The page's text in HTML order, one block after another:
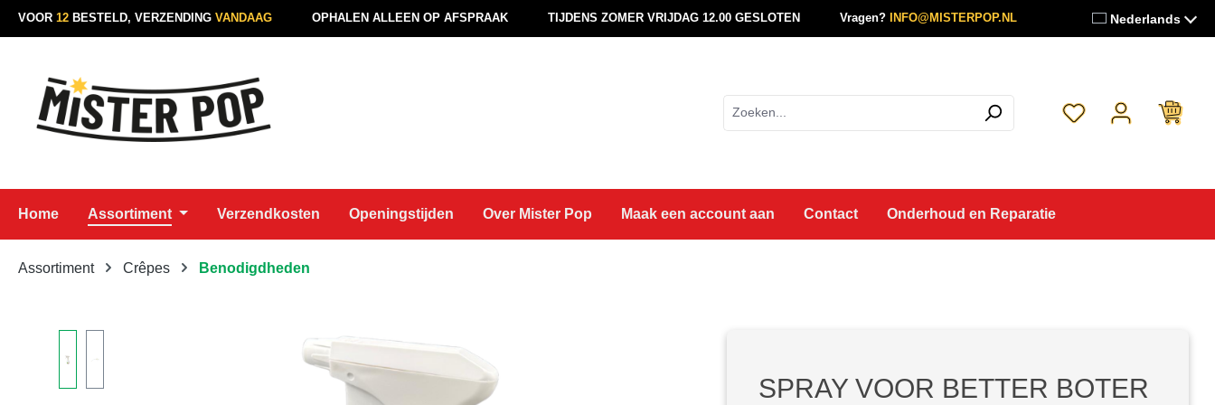
de hoofdinhoud
Ga naar de zoekopdracht
Ga naar de hoofdnavigatie
VOOR 12 BESTELD, VERZENDING VANDAAG OPHALEN ALLEEN OP AFSPRAAK TIJDENS ZOMER VRIJDAG 12.00 GESLOTEN Vragen? INFO@MISTERPOP.NL Nederlands
Je hebt 0 items op
Home Assortiment Verzendkosten Openingstijden Over Mister Pop Maak een account aan Contact Onderhoud en Reparatie
Assortiment Crêpes Benodigdheden
SPRAY VOOR BETTER BOTER